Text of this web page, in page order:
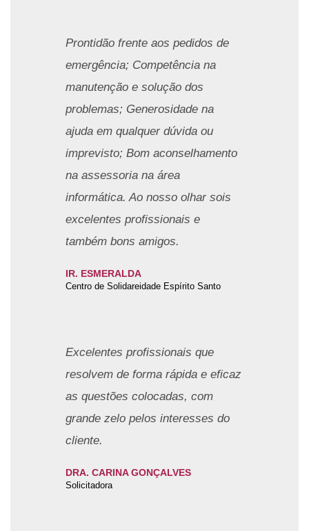
Prontidão frente aos pedidos de
emergência; Competência na
manutenção e solução dos
problemas; Generosidade na
ajuda em qualquer dúvida ou
imprevisto; Bom aconselhamento
na assessoria na área
informática. Ao nosso olhar sois
excelentes profissionais e
também bons amigos.
IR. ESMERALDA
Centro de Solidareidade Espírito Santo
Excelentes profissionais que
resolvem de forma rápida e eficaz
as questões colocadas, com
grande zelo pelos interesses do
cliente.
DRA. CARINA GONÇALVES
Solicitadora